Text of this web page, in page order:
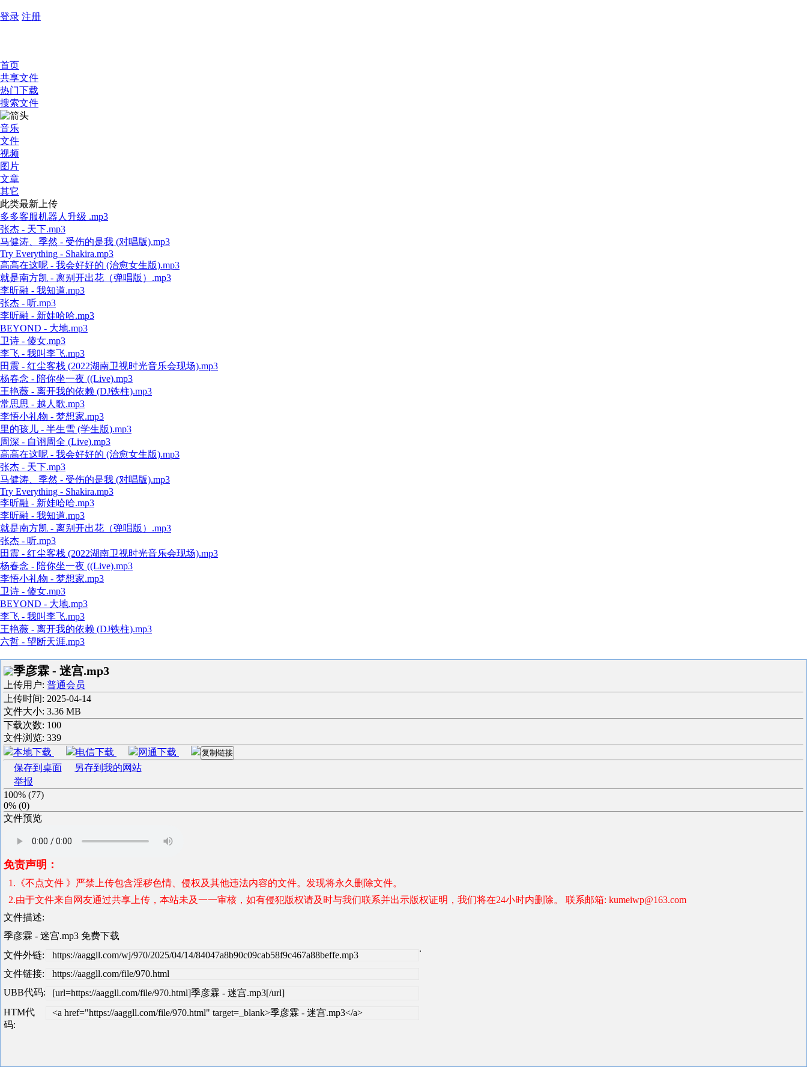
登录 注册
首页
共享文件
热门下载
搜索文件
音乐
文件
视频
图片
文章
其它
此类最新上传
多多客服机器人升级 .mp3
张杰 - 天下.mp3
马健涛、季然 - 受伤的是我 (对唱版).mp3
Try Everything - Shakira.mp3
高高在这呢 - 我会好好的 (治愈女生版).mp3
就是南方凯 - 离别开出花（弹唱版）.mp3
李昕融 - 我知道.mp3
张杰 - 听.mp3
李昕融 - 新娃哈哈.mp3
BEYOND - 大地.mp3
卫诗 - 傻女.mp3
李飞 - 我叫李飞.mp3
田震 - 红尘客栈 (2022湖南卫视时光音乐会现场).mp3
杨春念 - 陪你坐一夜 ((Live).mp3
王艳薇 - 离开我的依赖 (DJ铁柱).mp3
常思思 - 越人歌.mp3
李悟小礼物 - 梦想家.mp3
里的孩儿 - 半生雪 (学生版).mp3
周深 - 自诩周全 (Live).mp3
高高在这呢 - 我会好好的 (治愈女生版).mp3
张杰 - 天下.mp3
马健涛、季然 - 受伤的是我 (对唱版).mp3
Try Everything - Shakira.mp3
李昕融 - 新娃哈哈.mp3
李昕融 - 我知道.mp3
就是南方凯 - 离别开出花（弹唱版）.mp3
张杰 - 听.mp3
田震 - 红尘客栈 (2022湖南卫视时光音乐会现场).mp3
杨春念 - 陪你坐一夜 ((Live).mp3
李悟小礼物 - 梦想家.mp3
卫诗 - 傻女.mp3
BEYOND - 大地.mp3
李飞 - 我叫李飞.mp3
王艳薇 - 离开我的依赖 (DJ铁柱).mp3
六哲 - 望断天涯.mp3
季彦霖 - 迷宫.mp3
上传用户: 普通会员
上传时间: 2025-04-14
文件大小: 3.36 MB
下载次数: 100
文件浏览: 339
本地下载
电信下载 网通下载 复制链接
保存到桌面
另存到我的网站
举报
100% (77)
0% (0)
文件预览
免责声明：
1.《不点文件 》严禁上传包含淫秽色情、侵权及其他违法内容的文件。发现将永久删除文件。
2.由于文件来自网友通过共享上传，本站未及一一审核，如有侵犯版权请及时与我们联系并出示版权证明，我们将在24小时内删除。 联系邮箱: kumeiwp@163.com
文件描述:
季彦霖 - 迷宫.mp3 免费下载
文件外链:
https://aaggll.com/wj/970/2025/04/14/84047a8b90c09cab58f9c467a88beffe.mp3
文件链接:
https://aaggll.com/file/970.html
UBB代码:
[url=https://aaggll.com/file/970.html]季彦霖 - 迷宫.mp3[/url]
HTM代
码:
<a href="https://aaggll.com/file/970.html" target=_blank>季彦霖 - 迷宫.mp3</a>
.